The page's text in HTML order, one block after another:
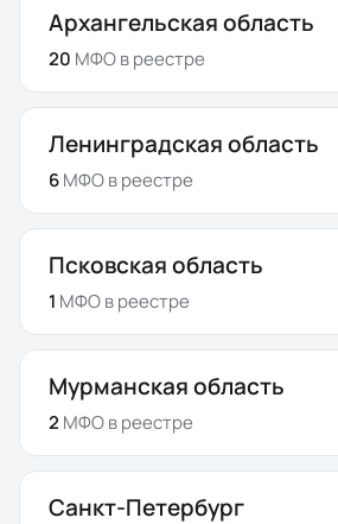
Архангельская область
20 МФОв реестре
Ленинградская область
6МФОв реестре
Псковская область
1 МФОв реестре
Мурманская область
2 МФОв реестре
Санкт-Петербург